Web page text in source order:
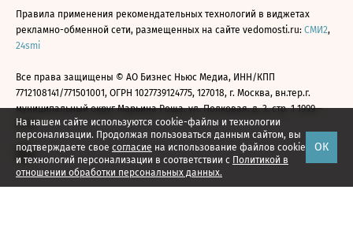
На нашем сайте используются cookie-файлы и технологии
персонализации. Продолжая пользоваться данным сайтом, вы
подтверждаете свое согласие на использование файлов cookie
и технологий персонализации в соответствии с Политикой в
отношении обработки персональных данных.
ОК
Правила применения рекомендательных технологий в виджетах
рекламно-обменной сети, размещенных на сайте vedomosti.ru: СМИ2,
24smi
Все права защищены © АО Бизнес Ньюс Медиа, ИНН/КПП
7712108141/771501001, ОГРН 1027739124775, 127018, г. Москва, вн.тер.г.
муниципальный округ Марьина Роща, ул. Полковая, д. 3, стр. 1 1999—
2026